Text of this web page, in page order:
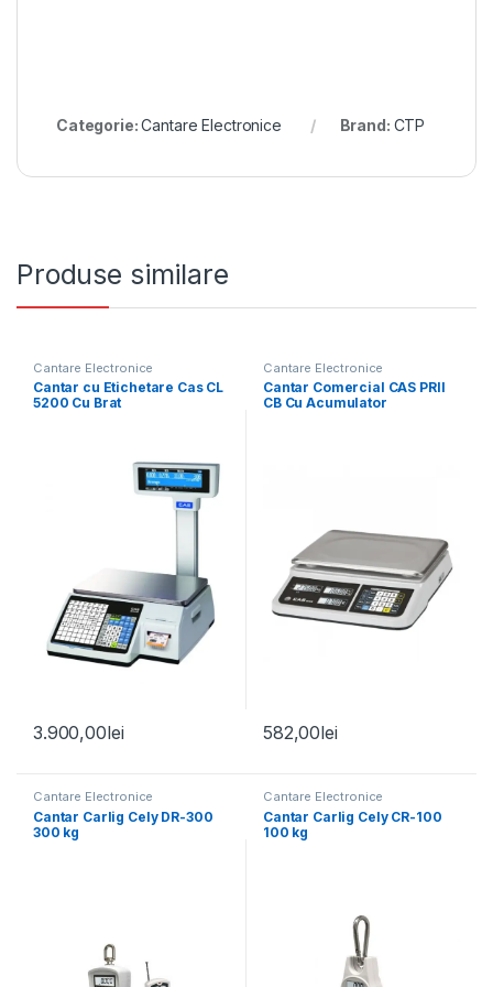
Categorie:Cantare Electronice Brand: CTP
Produse similare
Cantare Electronice
Cantar cu Etichetare Cas CL
5200 Cu Brat
3.900,00lei
Cantare Electronice
Cantar Comercial CAS PRII
CB Cu Acumulator
582,00lei
Cantare Electronice
Cantar Carlig Cely DR-300
300 kg
Cantare Electronice
Cantar Carlig Cely CR-100
100 kg